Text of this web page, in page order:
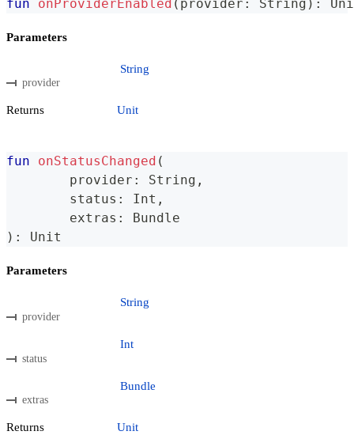
fun onProviderEnabled ( provider : String ) :
Parameters
provider
String
Returns Unit
fun onStatusChanged (
	provider
: String ,
	status
: Int ,
	extras
:
Bundle
) : Unit
Parameters
provider
String
status
Int
extras
Bundle
Returns Unit